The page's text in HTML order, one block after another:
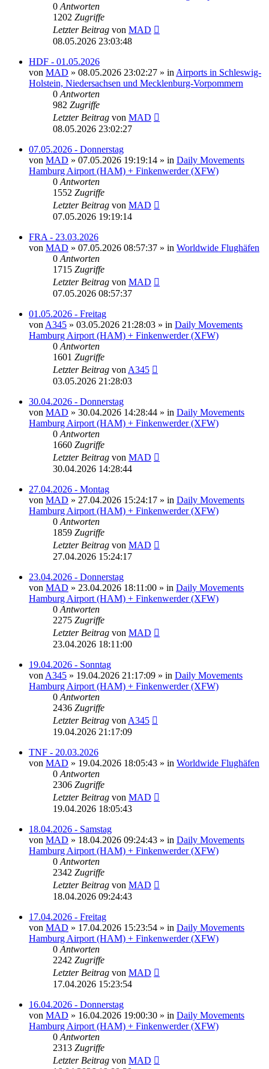
0 Antworten
1202 Zugriffe
Letzter Beitrag von MAD
08.05.2026 23:03:48
HDF - 01.05.2026
von MAD » 08.05.2026 23:02:27 » in Airports in Schleswig-
Holstein, Niedersachsen und Mecklenburg-Vorpommern
0 Antworten
982 Zugriffe
Letzter Beitrag von MAD
08.05.2026 23:02:27
07.05.2026 - Donnerstag
von MAD » 07.05.2026 19:19:14 » in Daily Movements
Hamburg Airport (HAM) + Finkenwerder (XFW)
0 Antworten
1552 Zugriffe
Letzter Beitrag von MAD
07.05.2026 19:19:14
FRA - 23.03.2026
von MAD » 07.05.2026 08:57:37 » in Worldwide Flughäfen
0 Antworten
1715 Zugriffe
Letzter Beitrag von MAD
07.05.2026 08:57:37
01.05.2026 - Freitag
von A345 » 03.05.2026 21:28:03 » in Daily Movements
Hamburg Airport (HAM) + Finkenwerder (XFW)
0 Antworten
1601 Zugriffe
Letzter Beitrag von A345
03.05.2026 21:28:03
30.04.2026 - Donnerstag
von MAD » 30.04.2026 14:28:44 » in Daily Movements
Hamburg Airport (HAM) + Finkenwerder (XFW)
0 Antworten
1660 Zugriffe
Letzter Beitrag von MAD
30.04.2026 14:28:44
27.04.2026 - Montag
von MAD » 27.04.2026 15:24:17 » in Daily Movements
Hamburg Airport (HAM) + Finkenwerder (XFW)
0 Antworten
1859 Zugriffe
Letzter Beitrag von MAD
27.04.2026 15:24:17
23.04.2026 - Donnerstag
von MAD » 23.04.2026 18:11:00 » in Daily Movements
Hamburg Airport (HAM) + Finkenwerder (XFW)
0 Antworten
2275 Zugriffe
Letzter Beitrag von MAD
23.04.2026 18:11:00
19.04.2026 - Sonntag
von A345 » 19.04.2026 21:17:09 » in Daily Movements
Hamburg Airport (HAM) + Finkenwerder (XFW)
0 Antworten
2436 Zugriffe
Letzter Beitrag von A345
19.04.2026 21:17:09
TNF - 20.03.2026
von MAD » 19.04.2026 18:05:43 » in Worldwide Flughäfen
0 Antworten
2306 Zugriffe
Letzter Beitrag von MAD
19.04.2026 18:05:43
18.04.2026 - Samstag
von MAD » 18.04.2026 09:24:43 » in Daily Movements
Hamburg Airport (HAM) + Finkenwerder (XFW)
0 Antworten
2342 Zugriffe
Letzter Beitrag von MAD
18.04.2026 09:24:43
17.04.2026 - Freitag
von MAD » 17.04.2026 15:23:54 » in Daily Movements
Hamburg Airport (HAM) + Finkenwerder (XFW)
0 Antworten
2242 Zugriffe
Letzter Beitrag von MAD
17.04.2026 15:23:54
16.04.2026 - Donnerstag
von MAD » 16.04.2026 19:00:30 » in Daily Movements
Hamburg Airport (HAM) + Finkenwerder (XFW)
0 Antworten
2313 Zugriffe
Letzter Beitrag von MAD